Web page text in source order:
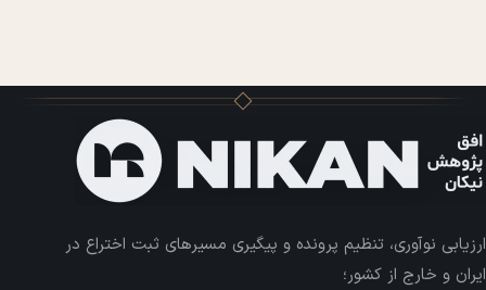
ارزیابی نوآوری، تنظیم پرونده و پیگیری مسیرهای ثبت اختراع در
ایران و خارج از کشور؛